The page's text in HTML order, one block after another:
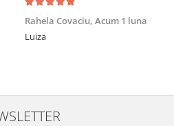
Rahela Covaciu, Acum 1 luna
Luiza